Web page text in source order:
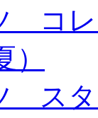
コ
ス